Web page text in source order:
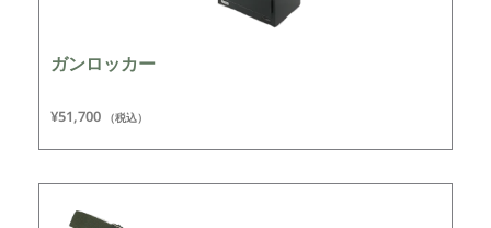
ガンロッカー
¥51,700 （税込）